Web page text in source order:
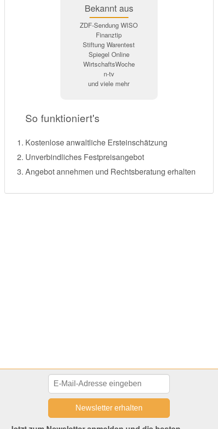
Bekannt aus
ZDF-Sendung WISO
Finanztip
Stiftung Warentest
Spiegel Online
WirtschaftsWoche
n-tv
und viele mehr
So funktioniert's
Kostenlose anwaltliche Ersteinschätzung
Unverbindliches Festpreisangebot
Angebot annehmen und Rechtsberatung erhalten